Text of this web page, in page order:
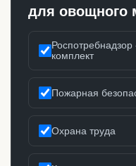
для овощного
комплект
Пожарная
Охрана труда